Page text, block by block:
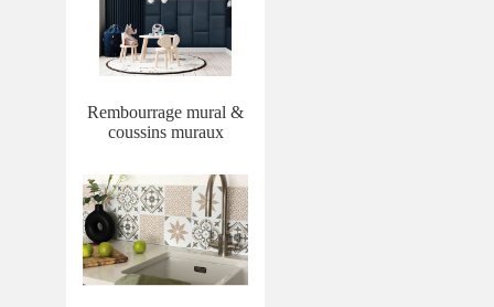
Rembourrage mural &
coussins muraux